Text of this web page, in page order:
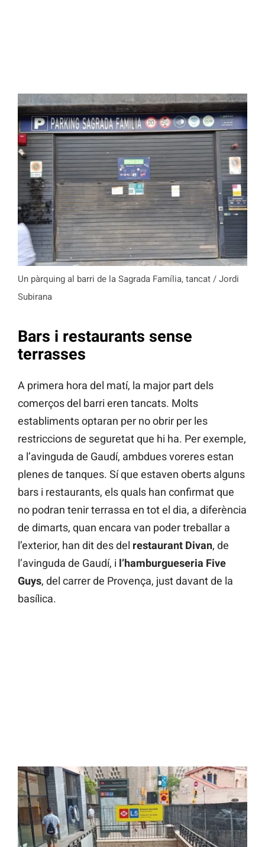
Un pàrquing al barri de la Sagrada Família, tancat / Jordi
Subirana
Bars i restaurants sense
terrasses
A primera hora del matí, la major part dels
comerços del barri eren tancats. Molts
establiments optaran per no obrir per les
restriccions de seguretat que hi ha. Per exemple,
a l’avinguda de Gaudí, ambdues voreres estan
plenes de tanques. Sí que estaven oberts alguns
bars i restaurants, els quals han confirmat que
no podran tenir terrassa en tot el dia, a diferència
de dimarts, quan encara van poder treballar a
l’exterior, han dit des del restaurant Divan, de
l’avinguda de Gaudí, i l’hamburgueseria Five
Guys, del carrer de Provença, just davant de la
basílica.